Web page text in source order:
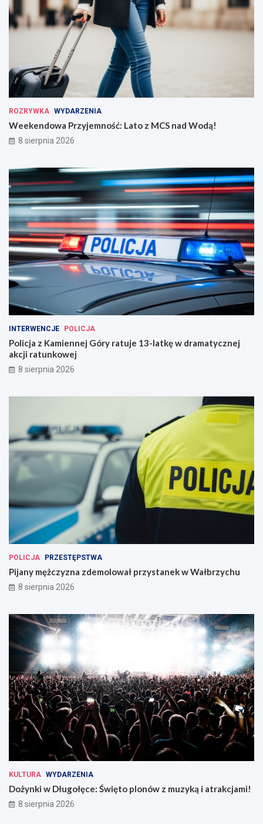
ROZRYWKA WYDARZENIA
Weekendowa Przyjemność: Lato z MCS nad Wodą!
8 sierpnia 2026
INTERWENCJE POLICJA
Policja z Kamiennej Góry ratuje 13-latkę w dramatycznej
akcji ratunkowej
8 sierpnia 2026
POLICJA PRZESTĘPSTWA
Pijany mężczyzna zdemolował przystanek w Wałbrzychu
8 sierpnia 2026
KULTURA WYDARZENIA
Dożynki w Długołęce: Święto plonów z muzyką i atrakcjami!
8 sierpnia 2026